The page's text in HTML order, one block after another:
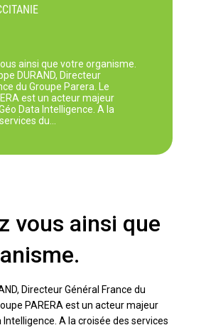
ainsi que votre organisme.
DURAND, Directeur
du Groupe Parera. Le
est un acteur majeur
Data Intelligence. A la
du…
vous ainsi que
Directeur Général France du
PARERA est un acteur majeur
A la croisée des services